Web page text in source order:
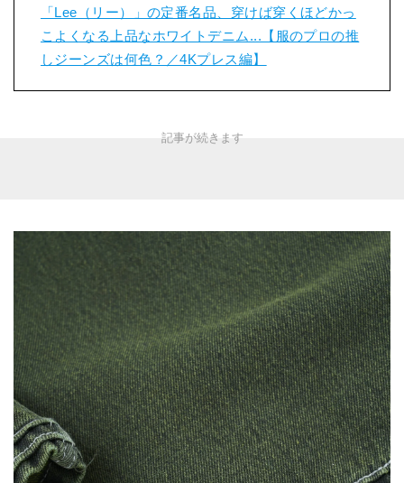
「Lee（リー）」の定番名品、穿けば穿くほどかっ
こよくなる上品なホワイトデニム...【服のプロの推
しジーンズは何色？／4Kプレス編】